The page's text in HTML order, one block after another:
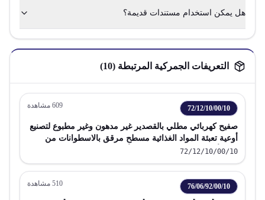
هل يمكن استخدام مستندات قديمة؟
التعريفات الجمركية المرتبطة (10
)
72/12/10/00/10
609 مشاهدة
صفيح كهربائي مطلي بالقصدير غير مدهون وغير مطبوع لتصنيع
أوعية تعبئة المواد الغذائية مسطح مرقق بالاسطوانات من
حديد أو صلب غير خلائط بعرض أقل من 600 مم
72/12/10/00/10
76/06/92/00/10
510 مشاهدة